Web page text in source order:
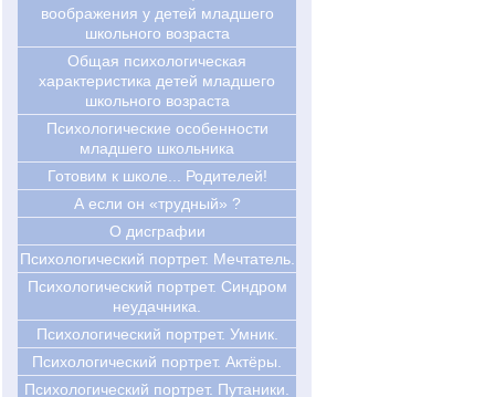
воображения у детей младшего
школьного возраста
Общая психологическая
характеристика детей младшего
школьного возраста
Психологические особенности
младшего школьника
Готовим к школе... Родителей!
А если он «трудный» ?
О дисграфии
Психологический портрет. Мечтатель.
Психологический портрет. Синдром
неудачника.
Психологический портрет. Умник.
Психологический портрет. Актёры.
Психологический портрет. Путаники.